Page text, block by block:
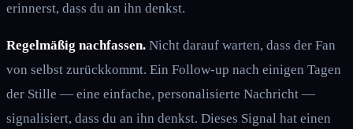
erinnerst, dass du an ihn denkst.
Regelmäßig nachfassen. Nicht darauf warten, dass der Fan
von selbst zurückkommt. Ein Follow-up nach einigen Tagen
der Stille — eine einfache, personalisierte Nachricht —
signalisiert, dass du an ihn denkst. Dieses Signal hat einen